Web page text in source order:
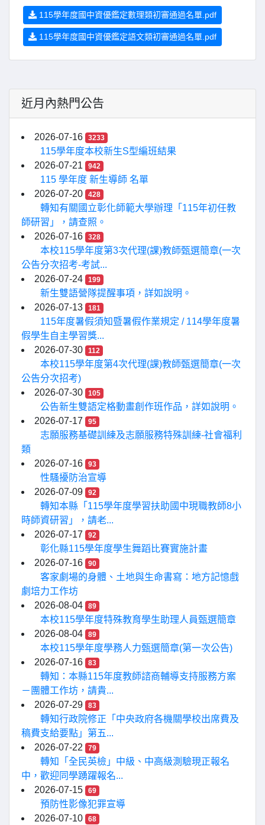
115學年度國中資優鑑定數理類初審通過名單.pdf
115學年度國中資優鑑定語文類初審通過名單.pdf
近月內熱門公告
2026-07-16 3233
115學年度本校新生S型編班結果
2026-07-21
942
115 學年度 新生導師 名單
2026-07-20
428
轉知有關國立彰化師範大學辦理「115年初任教
師研習」，請查照。
2026-07-16
328
本校115學年度第3次代理(課)教師甄選簡章(一次
公告分次招考-考試...
2026-07-24
199
新生雙語營隊提醒事項，詳如說明。
2026-07-13
181
115年度暑假須知暨暑假作業規定 / 114學年度暑
假學生自主學習獎...
2026-07-30
112
本校115學年度第4次代理(課)教師甄選簡章(一次
公告分次招考)
2026-07-30
105
公告新生雙語定格動畫創作班作品，詳如說明。
2026-07-17
95
志願服務基礎訓練及志願服務特殊訓練-社會福利
類
2026-07-16
93
性騷擾防治宣導
2026-07-09
92
轉知本縣「115學年度學習扶助國中現職教師8小
時師資研習」，請老...
2026-07-17
92
彰化縣115學年度學生舞蹈比賽實施計畫
2026-07-16
90
客家劇場的身體、土地與生命書寫：地方記憶戲
劇培力工作坊
2026-08-04
89
本校115學年度特殊教育學生助理人員甄選簡章
2026-08-04
89
本校115學年度學務人力甄選簡章(第一次公告)
2026-07-16
83
轉知：本縣115年度教師諮商輔導支持服務方案
－團體工作坊，請貴...
2026-07-29
83
轉知行政院修正「中央政府各機關學校出席費及
稿費支給要點」第五...
2026-07-22
79
轉知「全民英檢」中級、中高級測驗現正報名
中，歡迎同學踴躍報名...
2026-07-15
69
預防性影像犯罪宣導
2026-07-10
68